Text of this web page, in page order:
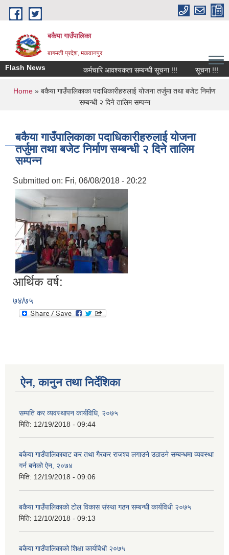
Skip to main content
बकैया गाउँपालिका
बागमती प्रदेश, मकवानपुर
Flash News कर्मचारि आवश्यकता सम्बन्धी सूचना !!! सूचना !!!
You are here
Home » बकैया गाउँपालिकाका पदाधिकारीहरुलाई योजना तर्जुमा तथा बजेट निर्माण
सम्बन्धी २ दिने तालिम सम्पन्न
बकैया गाउँपालिकाका पदाधिकारीहरुलाई योजना
तर्जुमा तथा बजेट निर्माण सम्बन्धी २ दिने तालिम
सम्पन्न
Submitted on: Fri, 06/08/2018 - 20:22
आर्थिक वर्ष:
७४/७५
ऐन, कानुन तथा निर्देशिका
सम्पति कर व्यवस्थापन कार्यविधि, २०७५
मिति: 12/19/2018 - 09:44
बकैया गाउँपालिकाबाट कर तथा गैरकर राजश्‍व लगाउने उठाउने सम्बन्धमा व्यवस्था
गर्न बनेको ऐन, २०७४
मिति: 12/19/2018 - 09:06
बकैया गाउँपालिकाको टोल विकास संस्था गठन सम्बन्धी कार्यविधी २०७५
मिति: 12/10/2018 - 09:13
बकैया गाउँपालिकाको शिक्षा कार्यविधी २०७५